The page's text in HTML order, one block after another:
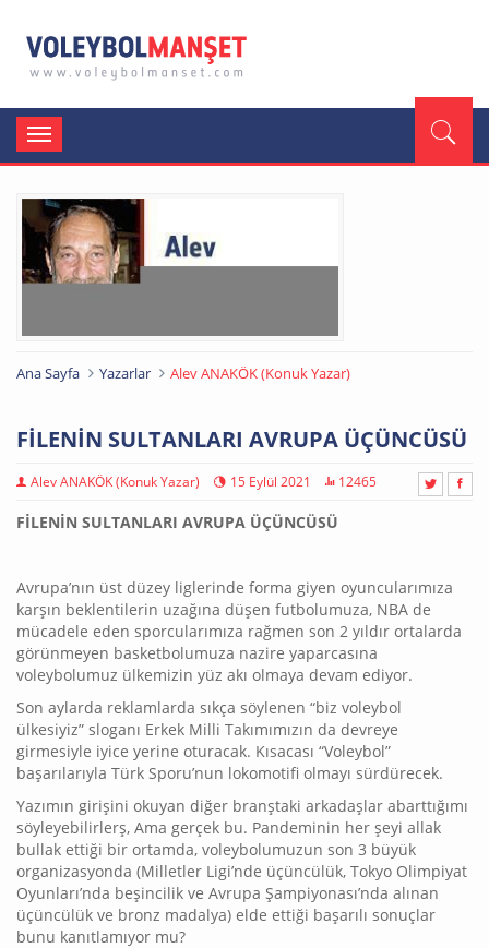
Toggle
navigation
Ana Sayfa Yazarlar Alev ANAKÖK (Konuk Yazar)
FİLENİN SULTANLARI AVRUPA ÜÇÜNCÜSÜ
Alev ANAKÖK (Konuk Yazar) 15 Eylül 2021 12465
FİLENİN SULTANLARI AVRUPA ÜÇÜNCÜSÜ
Avrupa’nın üst düzey liglerinde forma giyen oyuncularımıza
karşın beklentilerin uzağına düşen futbolumuza, NBA de
mücadele eden sporcularımıza rağmen son 2 yıldır ortalarda
görünmeyen basketbolumuza nazire yaparcasına
voleybolumuz ülkemizin yüz akı olmaya devam ediyor.
Son aylarda reklamlarda sıkça söylenen “biz voleybol
ülkesiyiz” sloganı Erkek Milli Takımımızın da devreye
girmesiyle iyice yerine oturacak. Kısacası “Voleybol”
başarılarıyla Türk Sporu’nun lokomotifi olmayı sürdürecek.
Yazımın girişini okuyan diğer branştaki arkadaşlar abarttığımı
söyleyebilirlerş, Ama gerçek bu. Pandeminin her şeyi allak
bullak ettiği bir ortamda, voleybolumuzun son 3 büyük
organizasyonda (Milletler Ligi’nde üçüncülük, Tokyo Olimpiyat
Oyunları’nda beşincilik ve Avrupa Şampiyonası’nda alınan
üçüncülük ve bronz madalya) elde ettiği başarılı sonuçlar
bunu kanıtlamıyor mu?